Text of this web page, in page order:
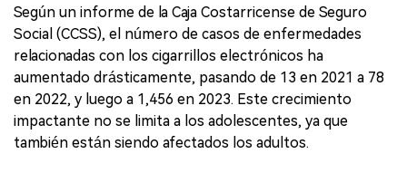
Según un informe de la Caja Costarricense de Seguro
Social (CCSS), el número de casos de enfermedades
relacionadas con los cigarrillos electrónicos ha
aumentado drásticamente, pasando de 13 en 2021 a 78
en 2022, y luego a 1,456 en 2023. Este crecimiento
impactante no se limita a los adolescentes, ya que
también están siendo afectados los adultos.